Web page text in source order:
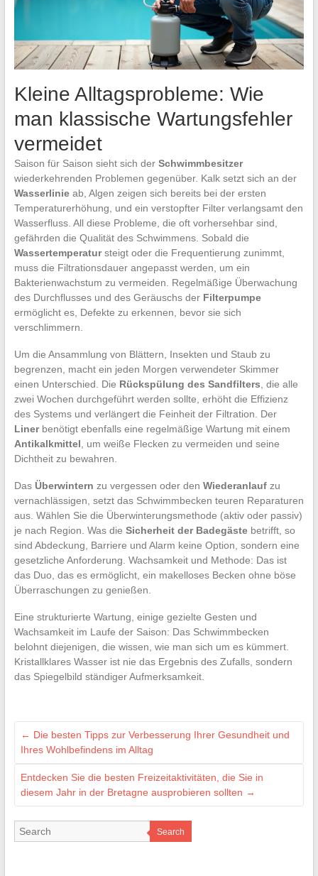
Kleine Alltagsprobleme: Wie
man klassische Wartungsfehler
vermeidet
Saison für Saison sieht sich der Schwimmbesitzer
wiederkehrenden Problemen gegenüber. Kalk setzt sich an der
Wasserlinieab, Algen zeigen sich bereits bei der ersten
Temperaturerhöhung, und ein verstopfter Filter verlangsamt den
Wasserfluss. All diese Probleme, die oft vorhersehbar sind,
gefährden die Qualität des Schwimmens. Sobald die
Wassertemperatursteigt oder die Frequentierung zunimmt,
muss die Filtrationsdauer angepasst werden, um ein
Bakterienwachstum zu vermeiden. Regelmäßige Überwachung
des Durchflusses und des Geräuschs der Filterpumpe
ermöglicht es, Defekte zu erkennen, bevor sie sich
verschlimmern.
Um die Ansammlung von Blättern, Insekten und Staub zu
begrenzen, macht ein jeden Morgen verwendeter Skimmer
einen Unterschied. Die Rückspülung des Sandfilters , die alle
zwei Wochen durchgeführt werden sollte, erhöht die Effizienz
des Systems und verlängert die Feinheit der Filtration. Der
Linerbenötigt ebenfalls eine regelmäßige Wartung mit einem
Antikalkmittel , um weiße Flecken zu vermeiden und seine
Dichtheit zu bewahren.
Das Überwintern zu vergessen oder den Wiederanlaufzu
vernachlässigen, setzt das Schwimmbecken teuren Reparaturen
aus. Wählen Sie die Überwinterungsmethode (aktiv oder passiv)
je nach Region. Was die Sicherheit der Badegästebetrifft, so
sind Abdeckung, Barriere und Alarm keine Option, sondern eine
gesetzliche Anforderung. Wachsamkeit und Methode: Das ist
das Duo, das es ermöglicht, ein makelloses Becken ohne böse
Überraschungen zu genießen.
Eine strukturierte Wartung, einige gezielte Gesten und
Wachsamkeit im Laufe der Saison: Das Schwimmbecken
belohnt diejenigen, die wissen, wie man sich um es kümmert.
Kristallklares Wasser ist nie das Ergebnis des Zufalls, sondern
das Spiegelbild ständiger Aufmerksamkeit.
← Die besten Tipps zur Verbesserung Ihrer Gesundheit und
Ihres Wohlbefindens im Alltag
Entdecken Sie die besten Freizeitaktivitäten, die Sie in
diesem Jahr in der Bretagne ausprobieren sollten →
Search